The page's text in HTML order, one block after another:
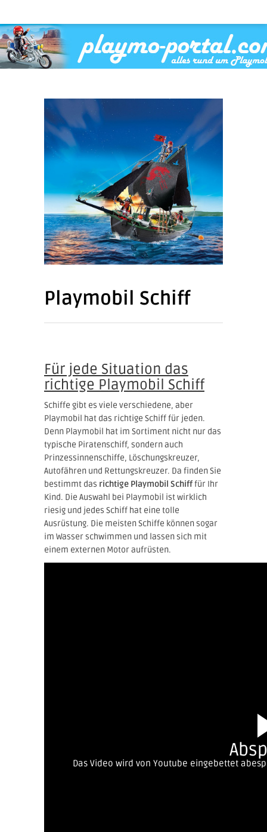
Playmobil Schiff
Für jede Situation das
richtige Playmobil Schiff
Schiffe gibt es viele verschiedene, aber
Playmobil hat das richtige Schiff für jeden.
Denn Playmobil hat im Sortiment nicht nur das
typische Piratenschiff, sondern auch
Prinzessinnenschiffe, Löschungskreuzer,
Autofähren und Rettungskreuzer. Da finden Sie
bestimmt das richtige Playmobil Schifffür Ihr
Kind. Die Auswahl bei Playmobil ist wirklich
riesig und jedes Schiff hat eine tolle
Ausrüstung. Die meisten Schiffe können sogar
im Wasser schwimmen und lassen sich mit
einem externen Motor aufrüsten.
Das Video wird von Youtube eingebettet